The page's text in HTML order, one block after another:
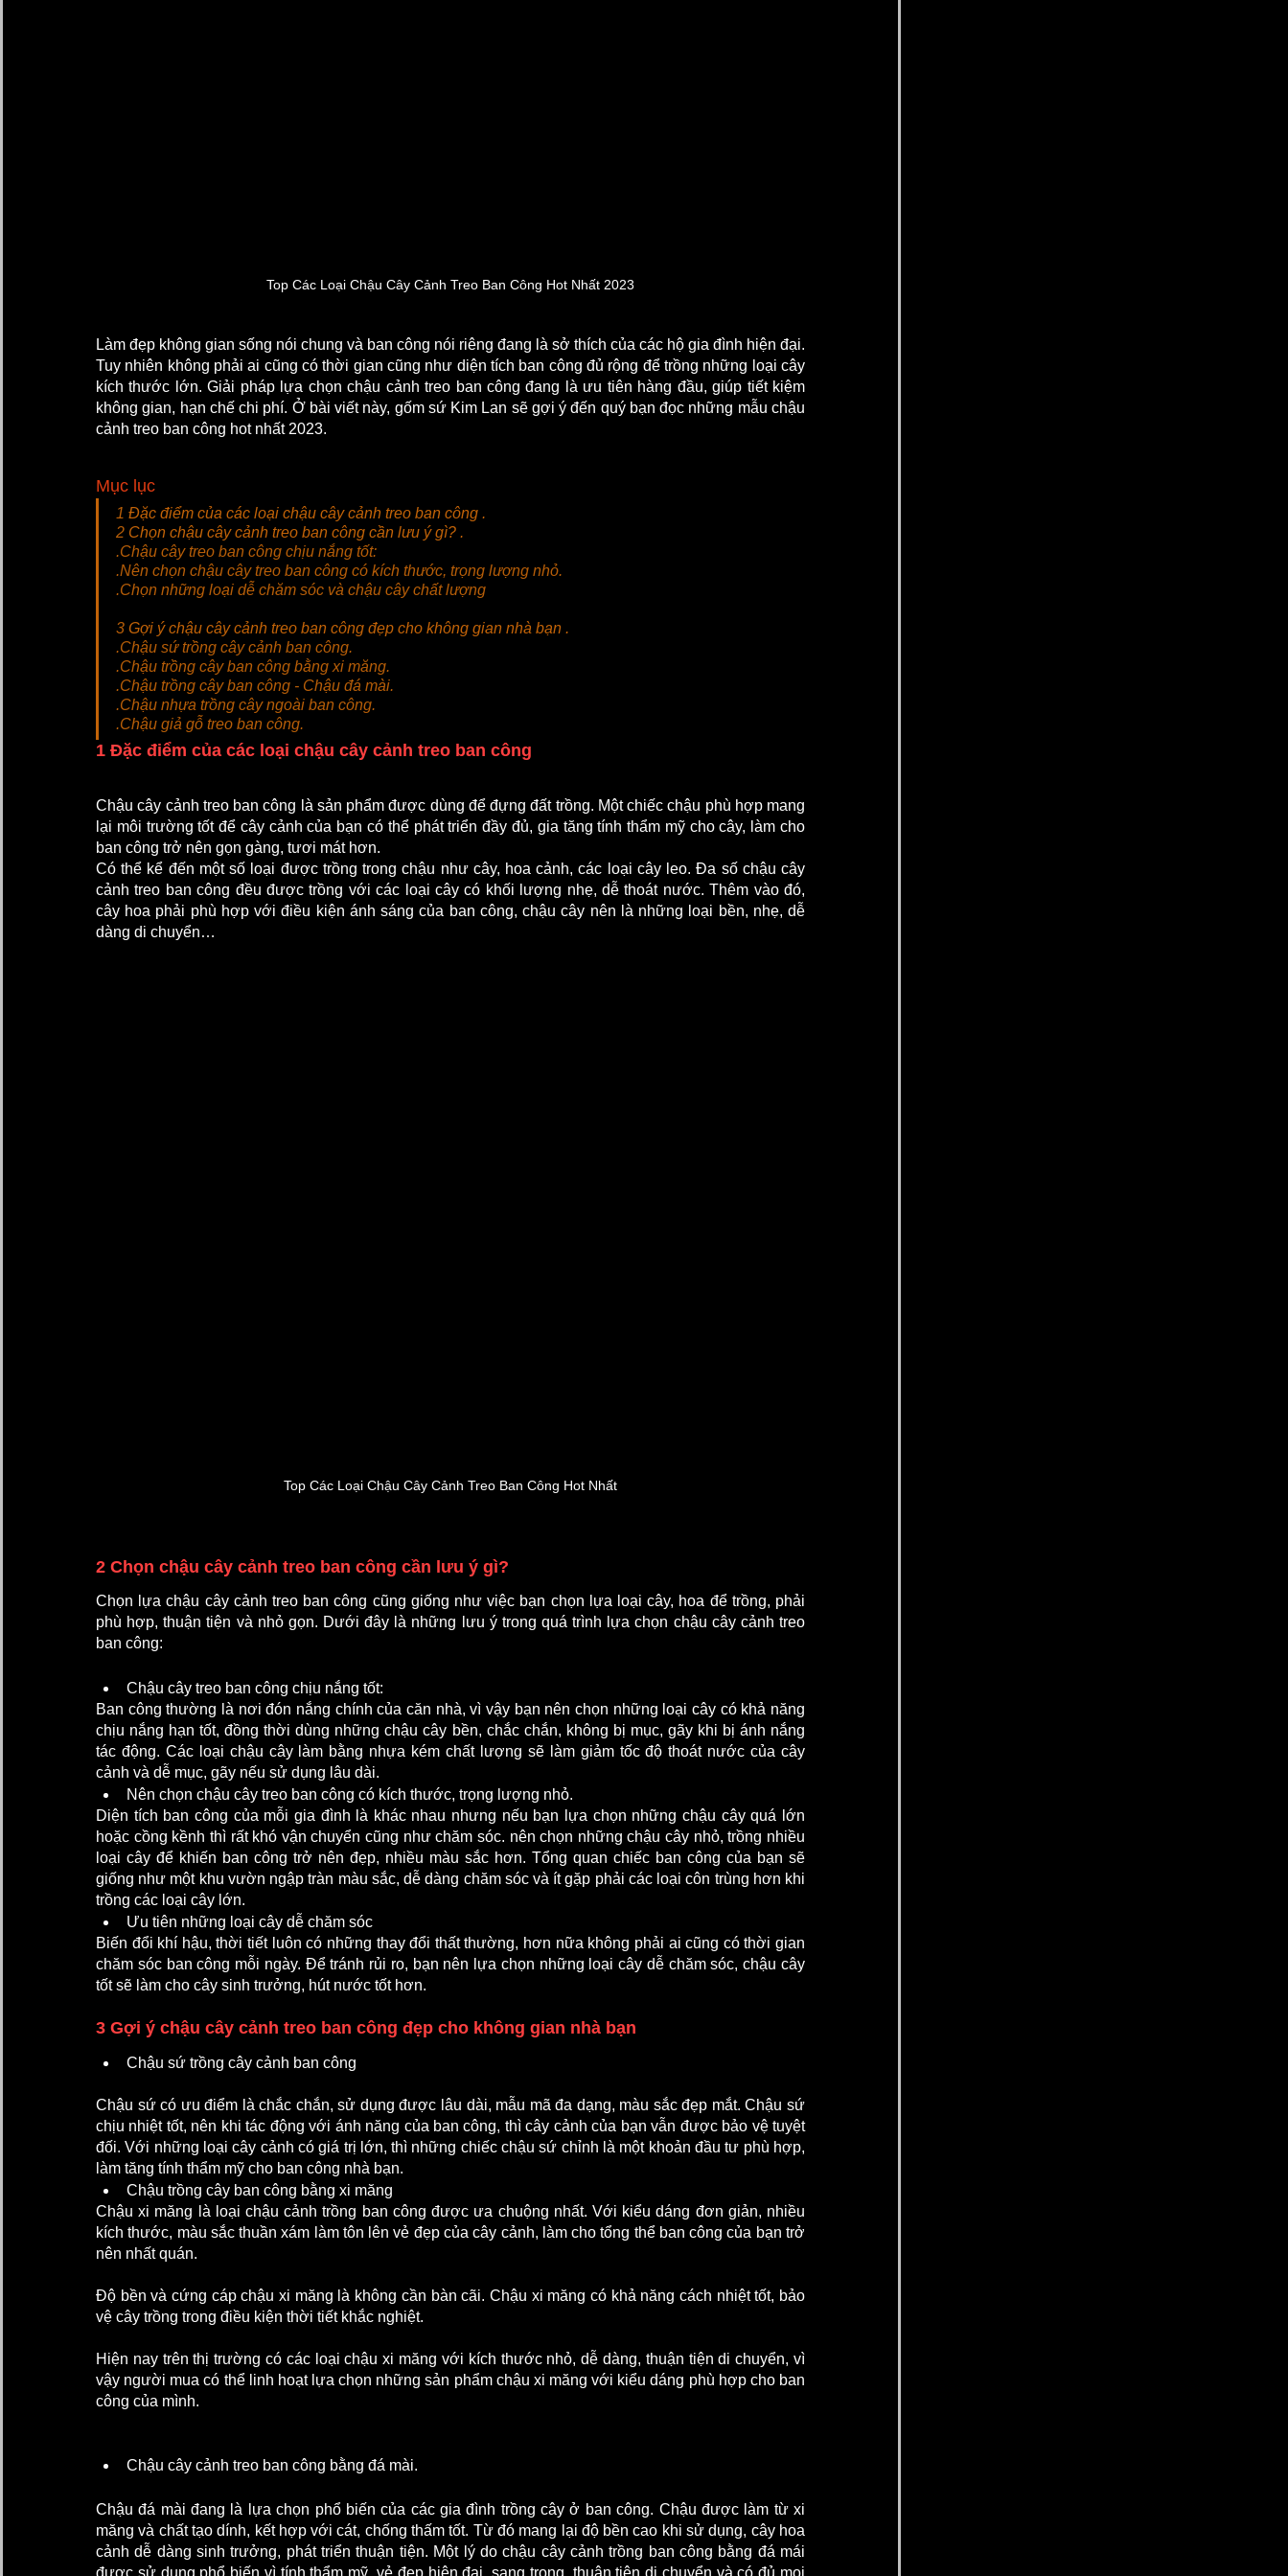
Top Các Loại Chậu Cây Cảnh Treo Ban Công Hot Nhất 2023
Làm đẹp không gian sống nói chung và ban công nói riêng đang là sở thích của các hộ gia đình hiện đại.
Tuy nhiên không phải ai cũng có thời gian cũng như diện tích ban công đủ rộng để trồng những loại cây
kích thước lớn. Giải pháp lựa chọn chậu cảnh treo ban công đang là ưu tiên hàng đầu, giúp tiết kiệm
không gian, hạn chế chi phí. Ở bài viết này, gốm sứ Kim Lan sẽ gợi ý đến quý bạn đọc những mẫu chậu
cảnh treo ban công hot nhất 2023.
Mục lục
1 Đặc điểm của các loại chậu cây cảnh treo ban công .
2 Chọn chậu cây cảnh treo ban công cần lưu ý gì? .
.Chậu cây treo ban công chịu nắng tốt:
.Nên chọn chậu cây treo ban công có kích thước, trọng lượng nhỏ.
.Chọn những loại dễ chăm sóc và chậu cây chất lượng
3 Gợi ý chậu cây cảnh treo ban công đẹp cho không gian nhà bạn .
.Chậu sứ trồng cây cảnh ban công.
.Chậu trồng cây ban công bằng xi măng.
.Chậu trồng cây ban công - Chậu đá mài.
.Chậu nhựa trồng cây ngoài ban công.
.Chậu giả gỗ treo ban công.
1 Đặc điểm của các loại chậu cây cảnh treo ban công
Chậu cây cảnh treo ban công là sản phẩm được dùng để đựng đất trồng. Một chiếc chậu phù hợp mang
lại môi trường tốt để cây cảnh của bạn có thể phát triển đầy đủ, gia tăng tính thẩm mỹ cho cây, làm cho
ban công trở nên gọn gàng, tươi mát hơn.
Có thể kể đến một số loại được trồng trong chậu như cây, hoa cảnh, các loại cây leo. Đa số chậu cây
cảnh treo ban công đều được trồng với các loại cây có khối lượng nhẹ, dễ thoát nước. Thêm vào đó,
cây hoa phải phù hợp với điều kiện ánh sáng của ban công, chậu cây nên là những loại bền, nhẹ, dễ
dàng di chuyển…
Top Các Loại Chậu Cây Cảnh Treo Ban Công Hot Nhất
2 Chọn chậu cây cảnh treo ban công cần lưu ý gì?
Chọn lựa chậu cây cảnh treo ban công cũng giống như việc bạn chọn lựa loại cây, hoa để trồng, phải
phù hợp, thuận tiện và nhỏ gọn. Dưới đây là những lưu ý trong quá trình lựa chọn chậu cây cảnh treo
ban công:
Chậu cây treo ban công chịu nắng tốt:
Ban công thường là nơi đón nắng chính của căn nhà, vì vậy bạn nên chọn những loại cây có khả năng
chịu nắng hạn tốt, đồng thời dùng những chậu cây bền, chắc chắn, không bị mục, gãy khi bị ánh nắng
tác động. Các loại chậu cây làm bằng nhựa kém chất lượng sẽ làm giảm tốc độ thoát nước của cây
cảnh và dễ mục, gãy nếu sử dụng lâu dài.
Nên chọn chậu cây treo ban công có kích thước, trọng lượng nhỏ.
Diện tích ban công của mỗi gia đình là khác nhau nhưng nếu bạn lựa chọn những chậu cây quá lớn
hoặc cồng kềnh thì rất khó vận chuyển cũng như chăm sóc. nên chọn những chậu cây nhỏ, trồng nhiều
loại cây để khiến ban công trở nên đẹp, nhiều màu sắc hơn. Tổng quan chiếc ban công của bạn sẽ
giống như một khu vườn ngập tràn màu sắc, dễ dàng chăm sóc và ít gặp phải các loại côn trùng hơn khi
trồng các loại cây lớn.
Ưu tiên những loại cây dễ chăm sóc
Biến đổi khí hậu, thời tiết luôn có những thay đổi thất thường, hơn nữa không phải ai cũng có thời gian
chăm sóc ban công mỗi ngày. Để tránh rủi ro, bạn nên lựa chọn những loại cây dễ chăm sóc, chậu cây
tốt sẽ làm cho cây sinh trưởng, hút nước tốt hơn.
3 Gợi ý chậu cây cảnh treo ban công đẹp cho không gian nhà bạn
Chậu sứ trồng cây cảnh ban công
Chậu sứ có ưu điểm là chắc chắn, sử dụng được lâu dài, mẫu mã đa dạng, màu sắc đẹp mắt. Chậu sứ
chịu nhiệt tốt, nên khi tác động với ánh năng của ban công, thì cây cảnh của bạn vẫn được bảo vệ tuyệt
đối. Với những loại cây cảnh có giá trị lớn, thì những chiếc chậu sứ chỉnh là một khoản đầu tư phù hợp,
làm tăng tính thẩm mỹ cho ban công nhà bạn.
Chậu trồng cây ban công bằng xi măng
Chậu xi măng là loại chậu cảnh trồng ban công được ưa chuộng nhất. Với kiểu dáng đơn giản, nhiều
kích thước, màu sắc thuần xám làm tôn lên vẻ đẹp của cây cảnh, làm cho tổng thể ban công của bạn trở
nên nhất quán.
Độ bền và cứng cáp chậu xi măng là không cần bàn cãi. Chậu xi măng có khả năng cách nhiệt tốt, bảo
vệ cây trồng trong điều kiện thời tiết khắc nghiệt.
Hiện nay trên thị trường có các loại chậu xi măng với kích thước nhỏ, dễ dàng, thuận tiện di chuyển, vì
vậy người mua có thể linh hoạt lựa chọn những sản phẩm chậu xi măng với kiểu dáng phù hợp cho ban
công của mình.
Chậu cây cảnh treo ban công bằng đá mài.
Chậu đá mài đang là lựa chọn phổ biến của các gia đình trồng cây ở ban công. Chậu được làm từ xi
măng và chất tạo dính, kết hợp với cát, chống thấm tốt. Từ đó mang lại độ bền cao khi sử dụng, cây hoa
cảnh dễ dàng sinh trưởng, phát triển thuận tiện. Một lý do chậu cây cảnh trồng ban công bằng đá mái
được sử dụng phổ biến vì tính thẩm mỹ, vẻ đẹp hiện đại, sang trọng, thuận tiện di chuyển và có đủ mọi